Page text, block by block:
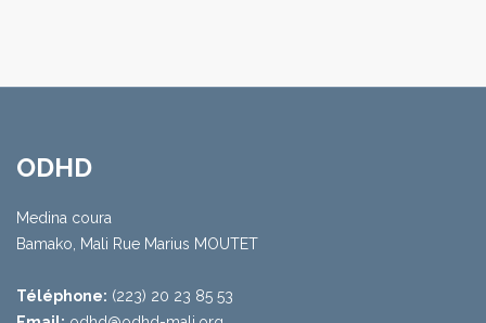
ODHD
Medina coura
Bamako, Mali Rue Marius MOUTET
Téléphone: (223) 20 23 85 53